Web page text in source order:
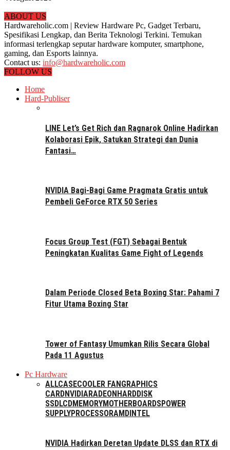
ABOUT US
Hardwareholic.com | Review Hardware Pc, Gadget Terbaru,
Spesifikasi Lengkap, dan Berita Teknologi Terkini. Temukan
informasi terlengkap seputar hardware komputer, smartphone,
gaming, dan Esports lainnya.
Contact us: info@hardwareholic.com
FOLLOW US
Home
Hard-Publiser
LINE Let’s Get Rich dan Ragnarok Online Hadirkan
Kolaborasi Epik, Satukan Strategi dan Dunia
Fantasi…
NVIDIA Bagi-Bagi Game Pragmata Gratis untuk
Pembeli GeForce RTX 50 Series
Focus Group Test (FGT) Sebagai Bentuk
Peningkatan Kualitas Game Fight of Legends
Dalam Periode Closed Beta Boxing Star: Pahami 7
Fitur Utama Boxing Star
Tower of Fantasy Umumkan Rilis Secara Global
Pada 11 Agustus
Pc Hardware
ALLCASECOOLER FAN GRAPHICS
CARDNVIDIARADEON HARDDISK
SSDLCDMEMORYMOTHERBOARDSPOWER
SUPPLYPROCESSORAMD INTEL
NVIDIA Hadirkan Deretan Update DLSS dan RTX di